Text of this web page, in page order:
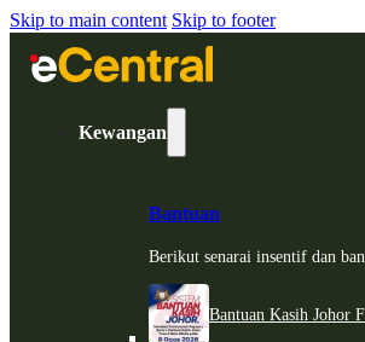
Skip to main content Skip to footer
Kewangan
Bantuan
Berikut senarai insentif dan
Bantuan Kasih Johor